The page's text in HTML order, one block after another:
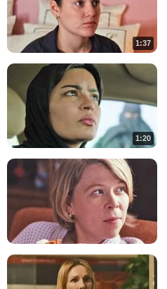
1:37
1:20